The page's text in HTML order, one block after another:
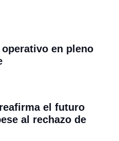
en pleno
el futuro
al rechazo de